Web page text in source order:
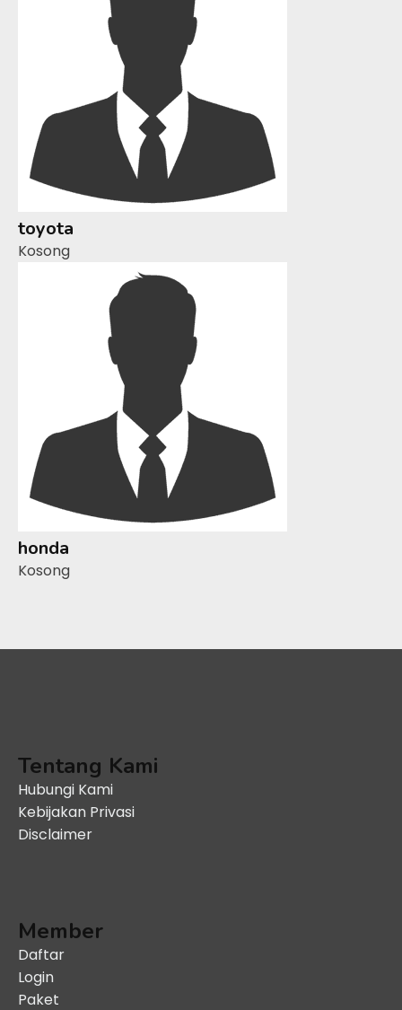
toyota
Kosong
honda
Kosong
Tentang Kami
Hubungi Kami
Kebijakan Privasi
Disclaimer
Member
Daftar
Login
Paket